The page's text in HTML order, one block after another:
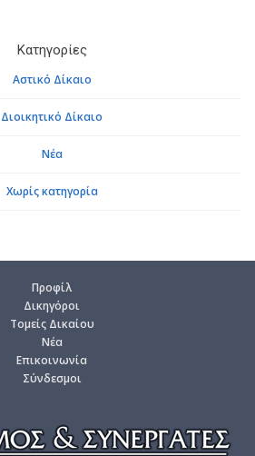
Κατηγορίες
Αστικό Δίκαιο
Διοικητικό Δίκαιο
Νέα
Χωρίς κατηγορία
Προ­φίλ
Δι­κη­γό­ροι
Το­μείς Δι­καί­ου
Νέα
Επι­κοι­νω­νία
Σύν­δε­σμοι